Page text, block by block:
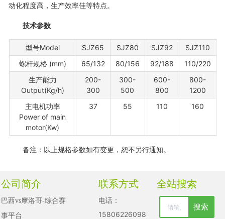
动化程度高，生产效率佳等特点。
技术参数
型号Model SJZ65 SJZ80 SJZ92
SJZ110
螺杆规格 (mm)
65/132 80/156 92/188
110/220
生产能力
Output(Kg/h)
200-
300
300-
500
600-
800
800-
1200
主电机功率
Power of main
motor(Kw)
37 55 110 160
备注：以上规格参数如有变更，恕不另行通知。
公司简介
巴西vs摩洛哥-综合赛
事平台
联系方式
电话：
15806226098
全站搜索
搜索
清空记录